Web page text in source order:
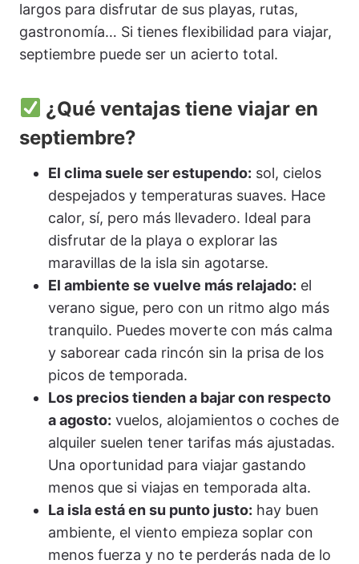
largos para disfrutar de sus playas, rutas,
gastronomía… Si tienes flexibilidad para viajar,
septiembre puede ser un acierto total.
¿Qué ventajas tiene viajar en
septiembre?
El clima suele ser estupendo: sol, cielos
despejados y temperaturas suaves. Hace
calor, sí, pero más llevadero. Ideal para
disfrutar de la playa o explorar las
maravillas de la isla sin agotarse.
El ambiente se vuelve más relajado: el
verano sigue, pero con un ritmo algo más
tranquilo. Puedes moverte con más calma
y saborear cada rincón sin la prisa de los
picos de temporada.
Los precios tienden a bajar con respecto
a agosto: vuelos, alojamientos o coches de
alquiler suelen tener tarifas más ajustadas.
Una oportunidad para viajar gastando
menos que si viajas en temporada alta.
La isla está en su punto justo: hay buen
ambiente, el viento empieza soplar con
menos fuerza y no te perderás nada de lo